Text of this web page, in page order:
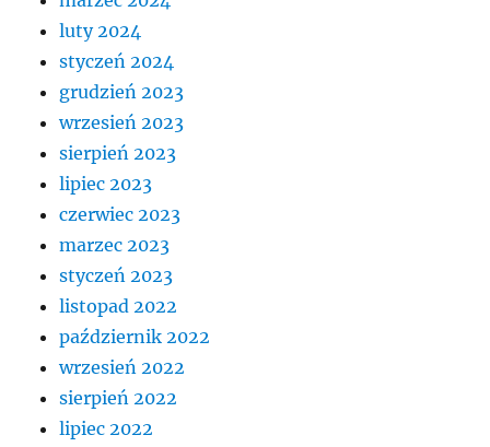
luty 2024
styczeń 2024
grudzień 2023
wrzesień 2023
sierpień 2023
lipiec 2023
czerwiec 2023
marzec 2023
styczeń 2023
listopad 2022
październik 2022
wrzesień 2022
sierpień 2022
lipiec 2022